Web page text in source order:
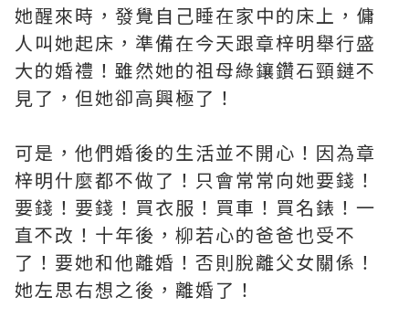
她醒來時，發覺自己睡在家中的床上，傭
人叫她起床，準備在今天跟章梓明舉行盛
大的婚禮！雖然她的祖母綠鑲鑽石頸鏈不
見了，但她卻高興極了！
可是，他們婚後的生活並不開心！因為章
梓明什麼都不做了！只會常常向她要錢！
要錢！要錢！買衣服！買車！買名錶！一
直𣎴改！十年後，柳若心的爸爸也受不
了！要她和他離婚！否則脫離父女關係！
她左思右想之後，離婚了！